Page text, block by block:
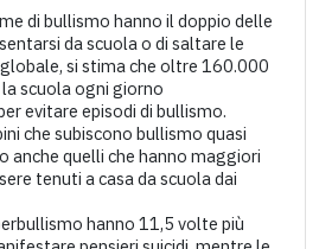
di bullismo hanno il doppio delle
da scuola o di saltare le
si stima che oltre 160.000
scuola ogni giorno
evitare episodi di bullismo.
che subiscono bullismo quasi
anche quelli che hanno maggiori
tenuti a casa da scuola dai
hanno 11,5 volte più